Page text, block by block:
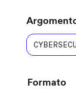
pane
Formato